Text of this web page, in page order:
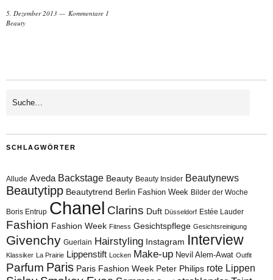
5. Dezember 2013
Kommentare 1
Beauty
SCHLAGWÖRTER
Allude Aveda Backstage Beauty Beauty Insider Beautynews
Beautytipp Beautytrend Berlin Fashion Week Bilder der Woche
Boris Entrup Chanel Clarins Duft Düsseldorf Estée Lauder
Fashion Fashion Week Fitness Gesichtspflege Gesichtsreinigung
Givenchy Guerlain Hairstyling Instagram Interview
Klassiker La Prairie Lippenstift Locken Make-up Nevil Alem-Awat Outfit
Parfum Paris Paris Fashion Week Peter Philips rote Lippen